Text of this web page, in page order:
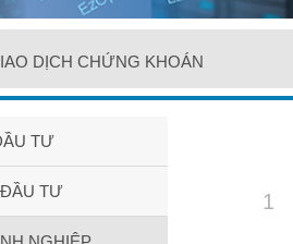
DỊCH CHỨNG KHOÁN
TƯ
TƯ 1